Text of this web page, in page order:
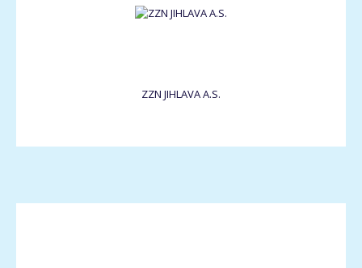
ZZN JIHLAVA A.S.